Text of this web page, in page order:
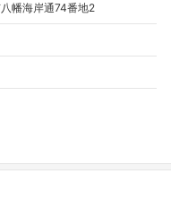
幡海岸通74番地2